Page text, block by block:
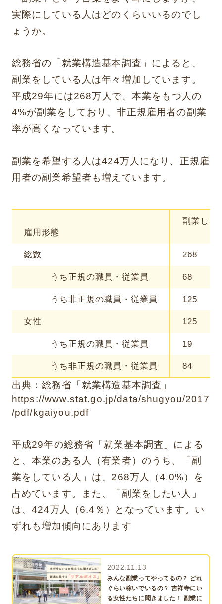
実際にしている人はどのくらいいるのでし
ょうか。
総務省の「就業構造基本調査」によると、
副業をしている人は年々増加しています。
平成29年には268万人で、本業をもつ人の
4%が副業をしており、非正規雇用者の副業
率が高くなっています。
副業を希望する人は424万人になり、正規雇
用者の副業希望者も増えています。
雇用形態
副業して
総数 268
うち正規の職員・従業員 68
うち非正規の職員・従業員 125
女性 125
うち正規の職員・従業員 19
うち非正規の職員・従業員 84
出典：総務省「就業構造基本調査」
https://www.stat.go.jp/data/shugyou/2017
/pdf/kgaiyou.pdf
平成29年の総務省「就業基本調査」による
と、本業のある人（有業者）のうち、「副
業をしている人」は、268万人（4.0%）を
占めています。また、「副業をしたい人」
は、424万人（6.4％）となっています。い
ずれも増加傾向にあります
2022.11.13
みんな副業ってやってるの？ どれ
ぐらい稼いでいるの？ 吉祥寺にい
る女性たちに聞きました！ 副業に